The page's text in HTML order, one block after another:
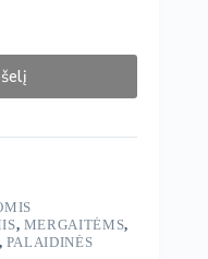
, MERGAITĖMS,
, PALAIDINĖS